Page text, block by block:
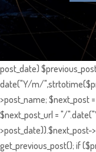
post_date)
date("Y/m/
>post_name; $next_post
$next_post_url = "/
>post_date)).$next_post-
get_previous_post(); if